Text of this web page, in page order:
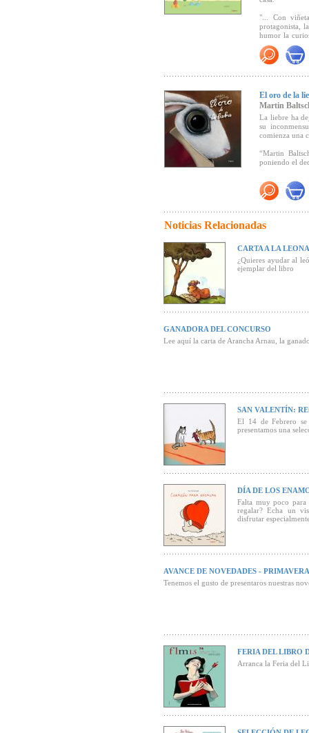
"... Con
protagonista,
humor la
años. Porque
su mano, los
Esa
El oro de la
Martin
La liebre ha
su
comienza una
“Martin
poniendo el
Premio Los
"Los autores
fábula
blog de
convierten a
Noticias Relacionadas
CARTA A LA LEONA
¿Quieres ayudar al
ejemplar del libro
GANADORA DEL CONCURSO
Lee aquí la carta de Arancha Arnau, la
SAN VALENTÍN:
El 14 de Febrero
presentamos una
DÍA DE LOS
Falta muy poco para
regalar? Echa un
disfrutar
AVANCE DE NOVEDADES -
Tenemos el gusto de presentaros nuestras
FERIA DEL LIBRO
Arranca la Feria del